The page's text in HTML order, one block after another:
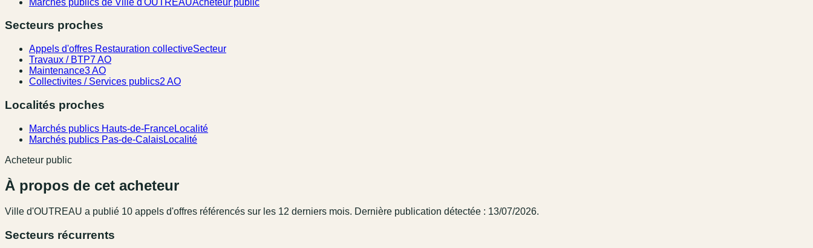
Secteurs proches
Appels d'offres Restauration collectiveSecteur
Travaux / BTP7 AO
Maintenance3 AO
Collectivites / Services publics2 AO
Localités proches
Marchés publics Hauts-de-FranceLocalité
Marchés publics Pas-de-CalaisLocalité
Acheteur public
À propos de cet acheteur
Ville d'OUTREAU a publié 10 appel s d'offres référencés sur les 12 derniers mois. Dernière publication détectée : 13/07/2026.
Secteurs récurrents